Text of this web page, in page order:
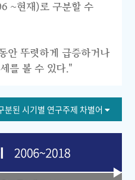
~현재)로 구분할 수
안 뚜렷하게 급증하거나
를 볼 수 있다."
분된 시기별 연구주제 차별어